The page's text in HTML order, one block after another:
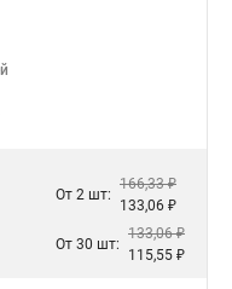
От 2 шт:
166,33 ₽
133,06 ₽
От 30 шт:
133,06 ₽
115,55 ₽